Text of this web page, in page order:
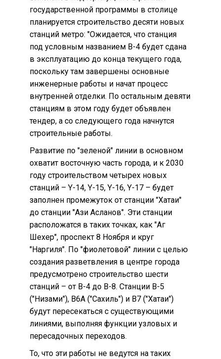
государственной программы в столице
планируется строительство десяти новых
станций метро: "Ожидается, что станция
под условным названием B-4 будет сдана
в эксплуатацию до конца текущего года,
поскольку там завершены основные
инженерные работы и начат процесс
внутренней отделки. По остальным девяти
станциям в этом году будет объявлен
тендер, а со следующего года начнутся
строительные работы.
Развитие по "зеленой" линии в основном
охватит восточную часть города, и к 2030
году строительством четырех новых
станций – Y-14, Y-15, Y-16, Y-17 – будет
заполнен промежуток от станции "Хатаи"
до станции "Ази Асланов". Эти станции
расположатся в таких точках, как "Аг
Шехер", проспект 8 Ноября и круг
"Наргиля". По "фиолетовой" линии с целью
создания разветвления в центре города
предусмотрено строительство шести
станций – от B-4 до B-8. Станции B-5
("Низами"), B6A ("Сахиль") и B7 ("Хатаи")
будут пересекаться с существующими
линиями, выполняя функции узловых и
пересадочных переходов.
То, что эти работы не ведутся на таких